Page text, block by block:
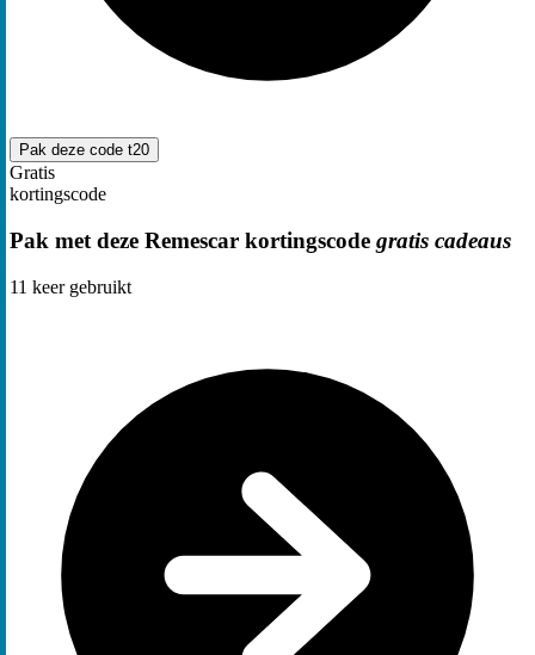
Pak deze code t20
Gratis
kortingscode
Pak met deze Remescar kortingscode gratis cadeaus
11 keer gebruikt